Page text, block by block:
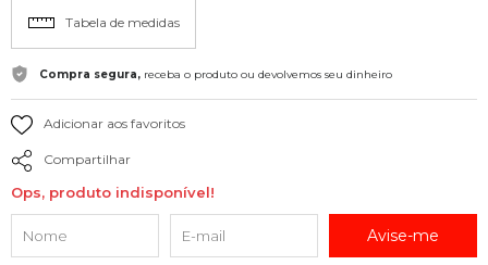
Tabela de medidas
Compra segura, receba o produto ou devolvemos seu dinheiro
Adicionar aos favoritos
Compartilhar
Ops, produto indisponível!
Avise-me